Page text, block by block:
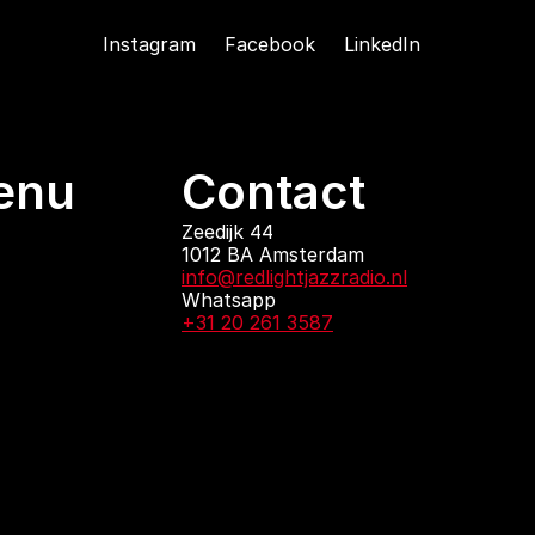
Instagram Facebook LinkedIn
Contact
Zeedijk 44
1012 BA Amsterdam
info@redlightjazzradio.nl
Whatsapp
+31 20 261 3587